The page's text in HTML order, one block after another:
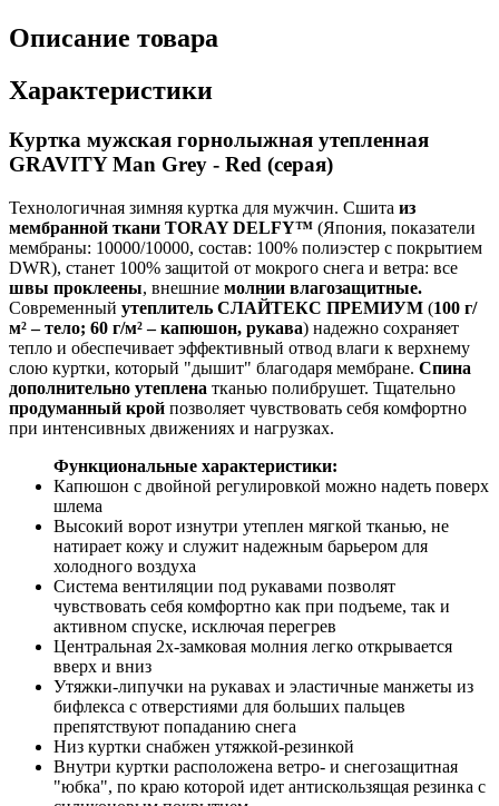
Описание товара
Характеристики
Куртка мужская горнолыжная утепленная
GRAVITY Man Grey - Red (серая)
Технологичная зимняя куртка для мужчин. Сшита из
мембранной ткани TORAY DELFY™ (Япония, показатели
мембраны: 10000/10000, состав: 100% полиэстер с покрытием
DWR), станет 100% защитой от мокрого снега и ветра: все
швы проклеены, внешние молнии влагозащитные.
Современный утеплитель СЛАЙТЕКС ПРЕМИУМ (100 г/
м² – тело; 60 г/м² – капюшон, рукава) надежно сохраняет
тепло и обеспечивает эффективный отвод влаги к верхнему
слою куртки, который "дышит" благодаря мембране. Спина
дополнительно утеплена тканью полибрушет. Тщательно
продуманный крой позволяет чувствовать себя комфортно
при интенсивных движениях и нагрузках.
Функциональные характеристики:
Капюшон с двойной регулировкой можно надеть поверх
шлема
Высокий ворот изнутри утеплен мягкой тканью, не
натирает кожу и служит надежным барьером для
холодного воздуха
Система вентиляции под рукавами позволят
чувствовать себя комфортно как при подъеме, так и
активном спуске, исключая перегрев
Центральная 2х-замковая молния легко открывается
вверх и вниз
Утяжки-липучки на рукавах и эластичные манжеты из
бифлекса с отверстиями для больших пальцев
препятствуют попаданию снега
Низ куртки снабжен утяжкой-резинкой
Внутри куртки расположена ветро- и снегозащитная
"юбка", по краю которой идет антискользящая резинка с